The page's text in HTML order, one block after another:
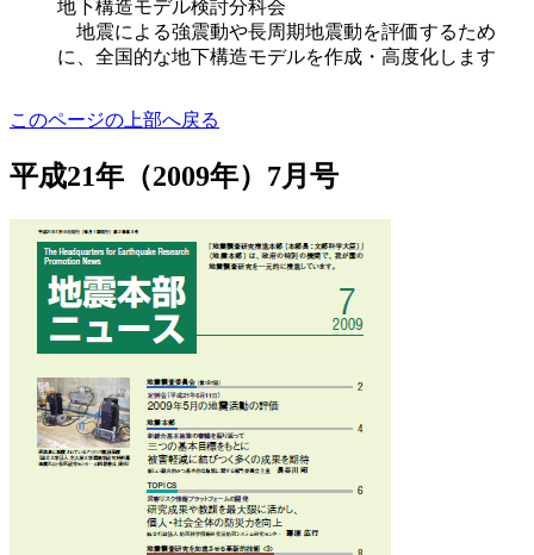
地下構造モデル検討分科会
地震による強震動や長周期地震動を評価するため
に、全国的な地下構造モデルを作成・高度化します
このページの上部へ戻る
平成21年（2009年）7月号